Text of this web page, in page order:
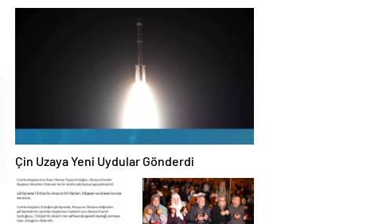
kararını
vatandaşımızın
kapanmasına çok
sevindim
Çin Uzaya Yeni Uydular Gönderdi